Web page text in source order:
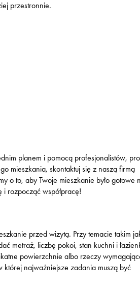
przestronnie.
planem i pomocą profesjonalistów,
mieszkania, skontaktuj się z naszą firmą
o to, aby Twoje mieszkanie było gotowe
rozpocząć współpracę!
przed wizytą. Przy temacie takim
metraż, liczbę pokoi, stan kuchni i
powierzchnie albo rzeczy
której najważniejsze zadania muszą być